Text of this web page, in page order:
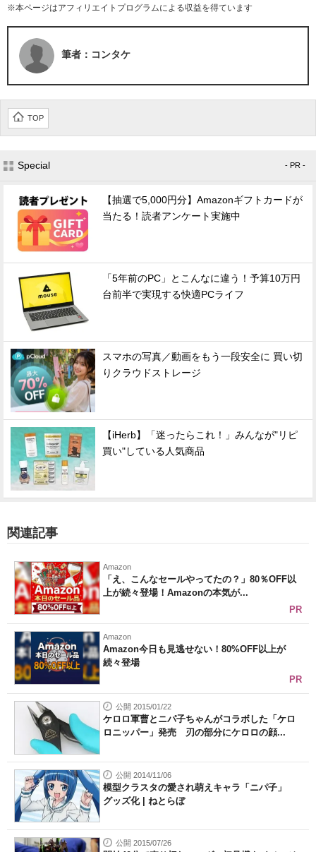
※本ページはアフィリエイトプログラムによる収益を得ています
筆者：コンタケ
TOP
Special - PR -
【抽選で5,000円分】Amazonギフトカードが
当たる！読者アンケート実施中
「5年前のPC」とこんなに違う！予算10万円
台前半で実現する快適PCライフ
スマホの写真／動画をもう一段安全に 買い切
りクラウドストレージ
【iHerb】「迷ったらこれ！」みんなが"リピ
買い"している人気商品
関連記事
Amazon
「え、こんなセールやってたの？」80％OFF以
上が続々登場！Amazonの本気が...
PR
Amazon
Amazon今日も見逃せない！80%OFF以上が
続々登場
PR
公開 2015/01/22
ケロロ軍曹とニパ子ちゃんがコラボした「ケロ
ロニッパー」発売 刃の部分にケロロの顔...
公開 2014/11/06
模型クラスタの愛され萌えキャラ「ニパ子」
グッズ化 | ねとらぼ
公開 2015/07/26